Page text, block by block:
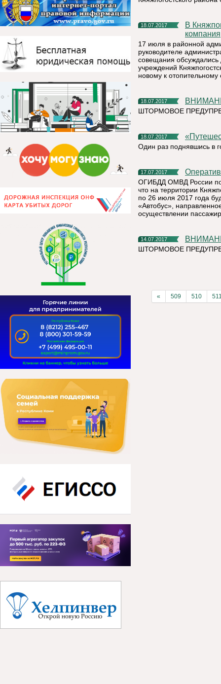
18.07.2017
В Княжпогостский район пришла новая ресурсоснабжающая
компания
17 июля в районной
руководителе
совещания обсуждались
учреждений
новому к отопительному
18.07.2017
ШТОРМОВОЕ
18.07.2017
Один раз поднявшись в
17.07.2017
ОГИБДД ОМВД России по
что на территории
по 26 июля 2017 года
«Автобус»,
осуществлении
14.07.2017
ШТОРМОВОЕ
« 509 510